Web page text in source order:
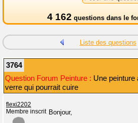
4 162 questions dans le
Liste des questions
3764
Question Forum Peinture : Une peinture
verre qui pourrait cuire
flexi2202
Membre inscrit Bonjour,